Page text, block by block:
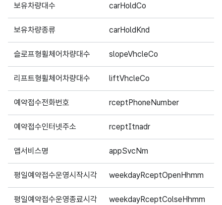
보유차량대수 carHoldCo
보유차량종류 carHoldKnd
슬로프형휠체어차량대수 slopeVhcleCo
리프트형휠체어차량대수 liftVhcleCo
예약접수전화번호 rceptPhoneNumber
예약접수인터넷주소 rceptItnadr
앱서비스명 appSvcNm
평일예약접수운영시작시각 weekdayRceptOpenHhmm
평일예약접수운영종료시각 weekdayRceptColseHhmm